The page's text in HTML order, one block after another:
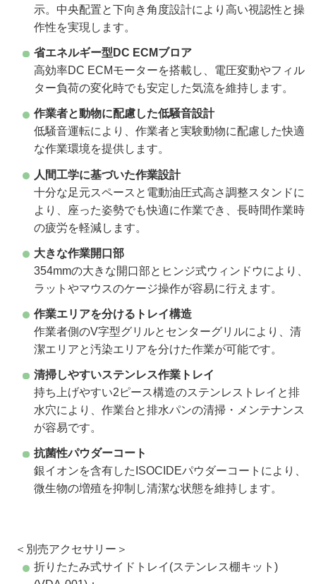
示。中央配置と下向き角度設計により高い視認性と操
作性を実現します。
省エネルギー型DC ECMブロア
高効率DC ECMモーターを搭載し、電圧変動やフィル
ター負荷の変化時でも安定した気流を維持します。
作業者と動物に配慮した低騒音設計
低騒音運転により、作業者と実験動物に配慮した快適
な作業環境を提供します。
人間工学に基づいた作業設計
十分な足元スペースと電動油圧式高さ調整スタンドに
より、座った姿勢でも快適に作業でき、長時間作業時
の疲労を軽減します。
大きな作業開口部
354mmの大きな開口部とヒンジ式ウィンドウにより、
ラットやマウスのケージ操作が容易に行えます。
作業エリアを分けるトレイ構造
作業者側のV字型グリルとセンターグリルにより、清
潔エリアと汚染エリアを分けた作業が可能です。
清掃しやすいステンレス作業トレイ
持ち上げやすい2ピース構造のステンレストレイと排
水穴により、作業台と排水パンの清掃・メンテナンス
が容易です。
抗菌性パウダーコート
銀イオンを含有したISOCIDEパウダーコートにより、
微生物の増殖を抑制し清潔な状態を維持します。
＜別売アクセサリー＞
折りたたみ式サイドトレイ(ステンレス棚キット)